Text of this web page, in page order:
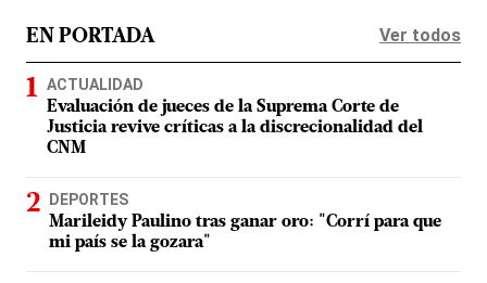
EN PORTADA Ver todos
ACTUALIDAD
Evaluación de jueces de la Suprema Corte de
Justicia revive críticas a la discrecionalidad del
CNM
DEPORTES
Marileidy Paulino tras ganar oro: "Corrí para que
mi país se la gozara"